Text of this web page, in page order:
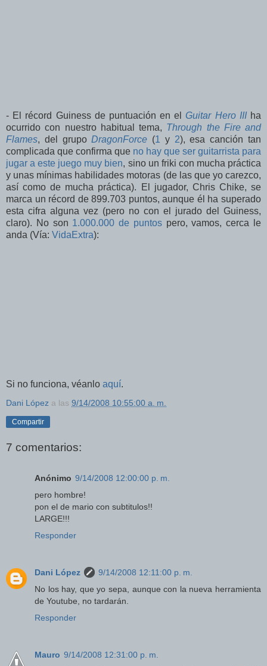
- El récord Guiness de puntuación en elGuitar Hero IIIha
ocurrido con nuestro habitual tema, Through the Fire and
Flames, del grupoDragonForce (1 y 2), esa canción tan
complicada que confirma que no hay que ser guitarrista para
jugar a este juego muy bien, sino un friki con mucha práctica
y unas mínimas habilidades motoras (de las que yo carezco,
así como de mucha práctica). El jugador, Chris Chike, se
marca un récord de 899.703 puntos, aunque él ha superado
esta cifra alguna vez (pero no con el jurado del Guiness,
claro). No son 1.000.000 de puntospero, vamos, cerca le
anda (Vía: VidaExtra):
Si no funciona, véanlo aquí.
Dani López a las 9/14/2008 10:55:00 a. m.
Compartir
7 comentarios:
Anónimo 9/14/2008 12:00:00 p. m.
pero hombre!
pon el de mario con subtitulos!!
LARGE!!!
Responder
Dani López
9/14/2008 12:11:00 p. m.
No los hay, que yo sepa, aunque con la nueva herramienta
de Youtube, no tardarán.
Responder
Mauro 9/14/2008 12:31:00 p. m.